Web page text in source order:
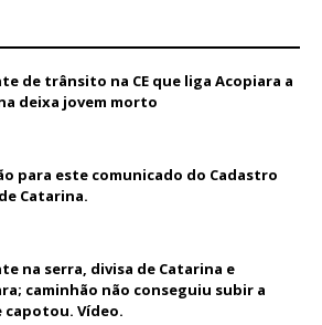
de trânsito na CE que liga Acopiara a
deixa jovem morto
para este comunicado do Cadastro
Catarina.
na serra, divisa de Catarina e
caminhão não conseguiu subir a
capotou. Vídeo.